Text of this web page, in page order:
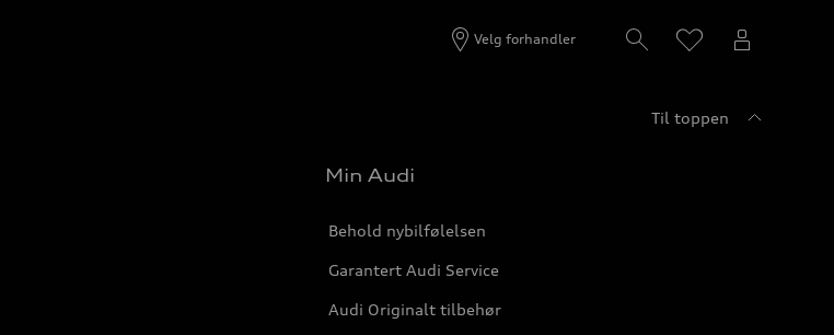
Velg forhandler
Til toppen
Min Audi
Behold nybilfølelsen
Garantert Audi Service
Audi Originalt tilbehør